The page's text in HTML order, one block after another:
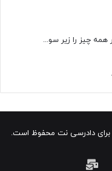
همه چیز را زیر سو...
دادرسی نت محفوظ است.
ایمیل